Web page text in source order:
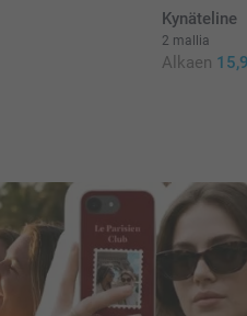
Kynäteline
2 mallia
Alkaen